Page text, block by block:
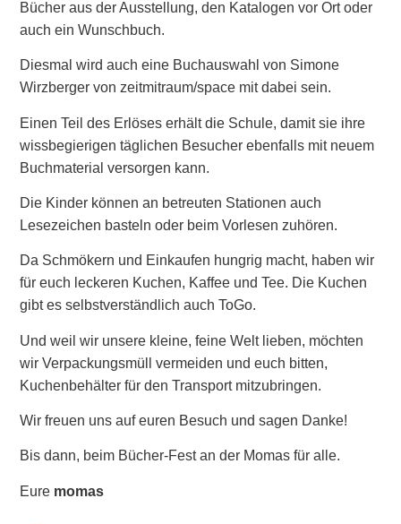
Bücher aus der Ausstellung, den Katalogen vor Ort oder
auch ein Wunschbuch.
Diesmal wird auch eine Buchauswahl von Simone
Wirzberger von zeitmitraum/space mit dabei sein.
Einen Teil des Erlöses erhält die Schule, damit sie ihre
wissbegierigen täglichen Besucher ebenfalls mit neuem
Buchmaterial versorgen kann.
Die Kinder können an betreuten Stationen auch
Lesezeichen basteln oder beim Vorlesen zuhören.
Da Schmökern und Einkaufen hungrig macht, haben wir
für euch leckeren Kuchen, Kaffee und Tee. Die Kuchen
gibt es selbstverständlich auch ToGo.
Und weil wir unsere kleine, feine Welt lieben, möchten
wir Verpackungsmüll vermeiden und euch bitten,
Kuchenbehälter für den Transport mitzubringen.
Wir freuen uns auf euren Besuch und sagen Danke!
Bis dann, beim Bücher-Fest an der Momas für alle.
Eure momas